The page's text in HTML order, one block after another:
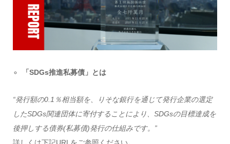
「SDGs推進私募債」とは
“発行額の0.1％相当額を、りそな銀行を通じて発行企業の選定
したSDGs関連団体に寄付することにより、SDGsの目標達成を
後押しする債券(私募債)発行の仕組みです。”